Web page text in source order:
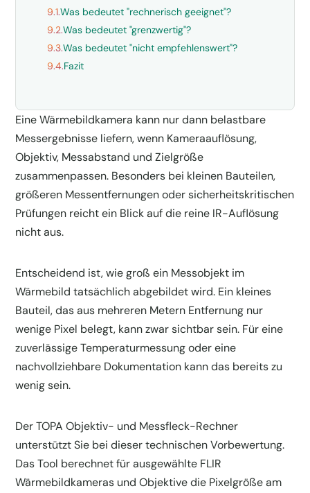
9.1.Was bedeutet "rechnerisch geeignet"?
9.2.Was bedeutet "grenzwertig"?
9.3.Was bedeutet "nicht empfehlenswert"?
9.4.Fazit
Eine Wärmebildkamera kann nur dann belastbare
Messergebnisse liefern, wenn Kameraauflösung,
Objektiv, Messabstand und Zielgröße
zusammenpassen. Besonders bei kleinen Bauteilen,
größeren Messentfernungen oder sicherheitskritischen
Prüfungen reicht ein Blick auf die reine IR-Auflösung
nicht aus.
Entscheidend ist, wie groß ein Messobjekt im
Wärmebild tatsächlich abgebildet wird. Ein kleines
Bauteil, das aus mehreren Metern Entfernung nur
wenige Pixel belegt, kann zwar sichtbar sein. Für eine
zuverlässige Temperaturmessung oder eine
nachvollziehbare Dokumentation kann das bereits zu
wenig sein.
Der TOPA Objektiv- und Messfleck-Rechner
unterstützt Sie bei dieser technischen Vorbewertung.
Das Tool berechnet für ausgewählte FLIR
Wärmebildkameras und Objektive die Pixelgröße am